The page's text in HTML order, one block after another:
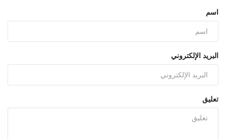
اسم
البريد الإلكتروني
تعليق